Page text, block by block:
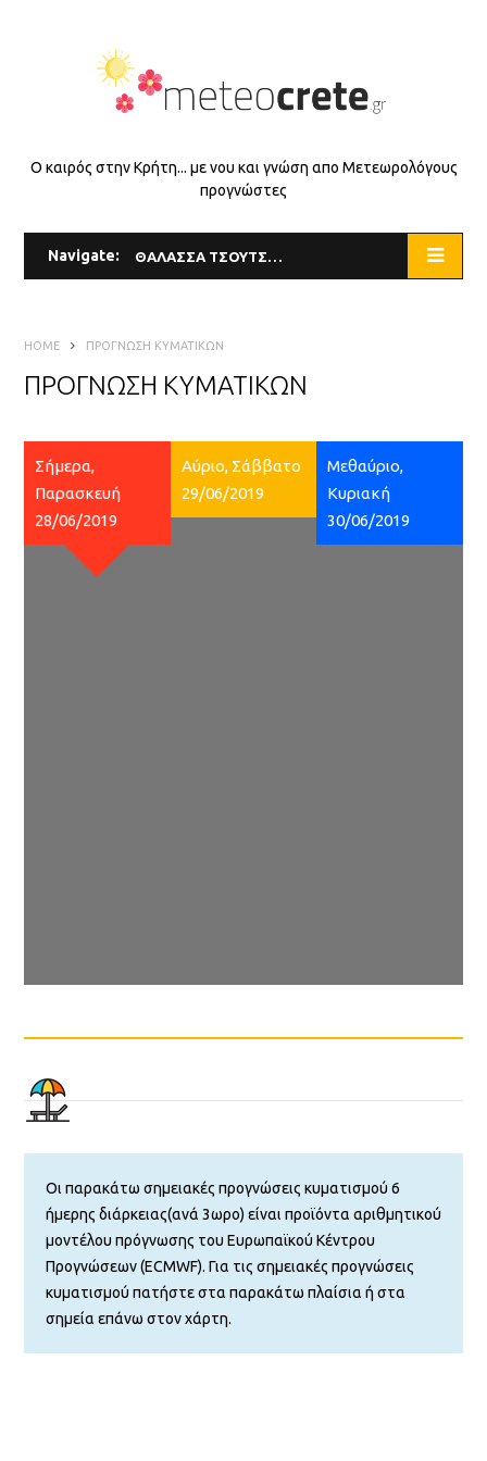
Ο καιρός στην Κρήτη... με νου και γνώση απο Μετεωρολόγους
προγνώστες
Navigate: ΘΑΛΑΣΣΑ ΤΣΟΥΤΣΟΥΡΑ
HOME ΠΡΟΓΝΩΣΗ ΚΥΜΑΤΙΚΩΝ
ΠΡΟΓΝΩΣΗ ΚΥΜΑΤΙΚΩΝ
Σήμερα,
Παρασκευή
28/06/2019
Αύριο, Σάββατο
29/06/2019
Μεθαύριο,
Κυριακή
30/06/2019
Οι παρακάτω σημειακές προγνώσεις κυματισμού 6
ήμερης διάρκειας(ανά 3ωρο) είναι προϊόντα αριθμητικού
μοντέλου πρόγνωσης του Ευρωπαϊκού Κέντρου
Προγνώσεων (ECMWF). Για τις σημειακές προγνώσεις
κυματισμού πατήστε στα παρακάτω πλαίσια ή στα
σημεία επάνω στον χάρτη.